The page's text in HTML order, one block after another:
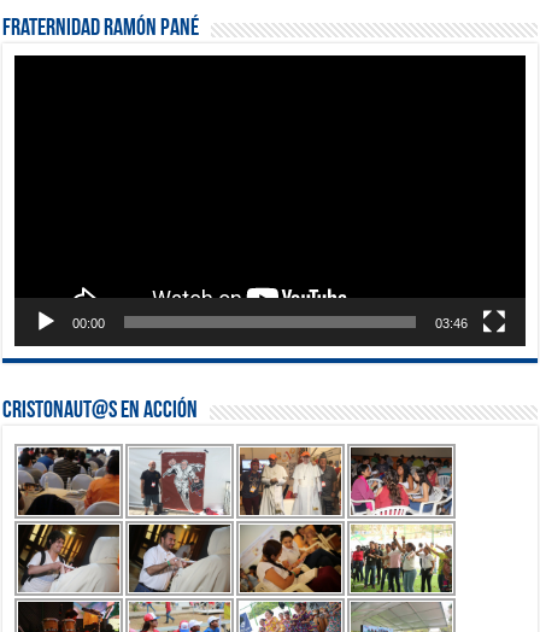
Fraternidad Ramón Pané
00:00 03:46
Cristonaut@s en Acción